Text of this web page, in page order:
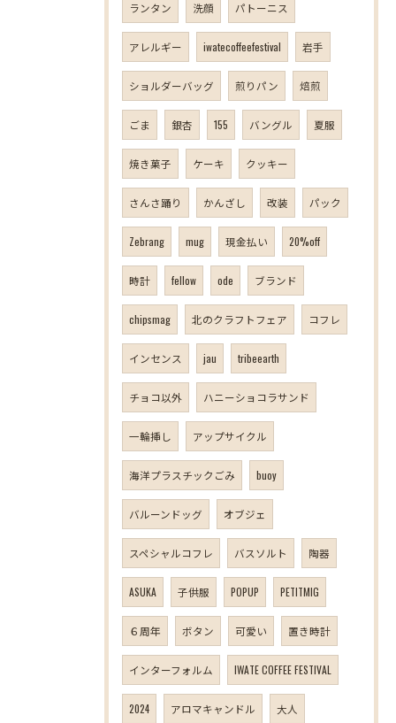
ランタン 洗顔 パトーニス
アレルギー iwatecoffeefestival 岩手
ショルダーバッグ 煎りパン 焙煎
ごま 銀杏 155 バングル 夏服
焼き菓子 ケーキ クッキー
さんさ踊り かんざし 改装 パック
Zebrang mug 現金払い 20%off
時計 fellow ode ブランド
chipsmag 北のクラフトフェア コフレ
インセンス jau tribeearth
チョコ以外 ハニーショコラサンド
一輪挿し アップサイクル
海洋プラスチックごみ buoy
バルーンドッグ オブジェ
スペシャルコフレ バスソルト 陶器
ASUKA 子供服 POPUP PETITMIG
６周年 ボタン 可愛い 置き時計
インターフォルム IWATE COFFEE FESTIVAL
2024 アロマキャンドル 大人